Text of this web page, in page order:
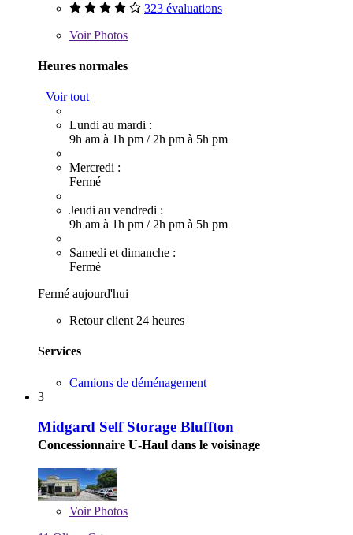
323 évaluations
VoirPhotos
Heures normales
Voir tout
Lundi au mardi :
9h am à 1h pm / 2h pm à 5h pm
Mercredi :
Fermé
Jeudi au vendredi :
9h am à 1h pm / 2h pm à 5h pm
Samedi et dimanche :
Fermé
Fermé aujourd'hui
Retour client 24 heures
Services
Camions de déménagement
3
Midgard Self Storage Bluffton
Concessionnaire U-Haul dans le voisinage
VoirPhotos